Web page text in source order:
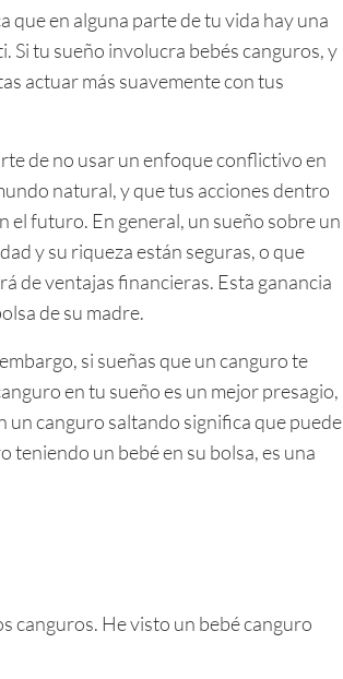
que en alguna parte de tu vida hay una
Si tu sueño involucra bebés canguros, y
actuar más suavemente con tus
de no usar un enfoque conflictivo en
natural, y que tus acciones dentro
futuro. En general, un sueño sobre un
y su riqueza están seguras, o que
de ventajas financieras. Esta ganancia
de su madre.
si sueñas que un canguro te
en tu sueño es un mejor presagio,
un canguro saltando significa que puede
teniendo un bebé en su bolsa, es una
canguros. He visto un bebé canguro